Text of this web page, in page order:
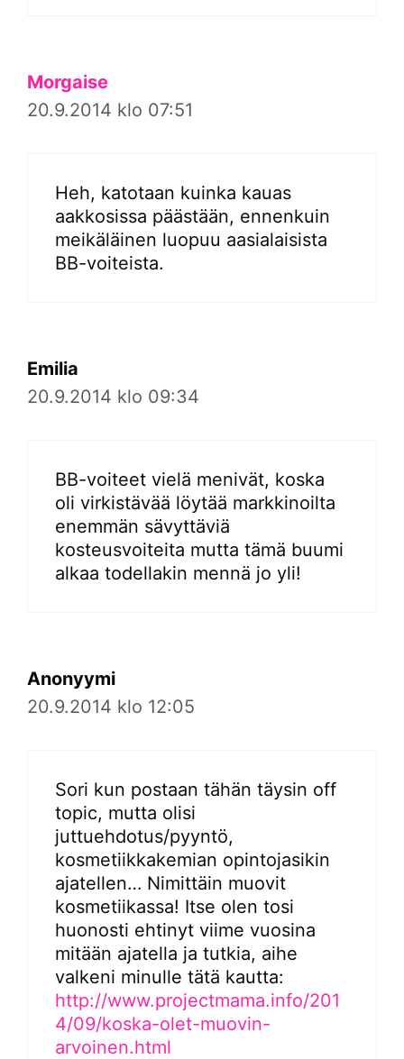
Morgaise
20.9.2014 klo 07:51
Heh, katotaan kuinka kauas
aakkosissa päästään, ennenkuin
meikäläinen luopuu aasialaisista
BB-voiteista.
Emilia
20.9.2014 klo 09:34
BB-voiteet vielä menivät, koska
oli virkistävää löytää markkinoilta
enemmän sävyttäviä
kosteusvoiteita mutta tämä buumi
alkaa todellakin mennä jo yli!
Anonyymi
20.9.2014 klo 12:05
Sori kun postaan tähän täysin off
topic, mutta olisi
juttuehdotus/pyyntö,
kosmetiikkakemian opintojasikin
ajatellen… Nimittäin muovit
kosmetiikassa! Itse olen tosi
huonosti ehtinyt viime vuosina
mitään ajatella ja tutkia, aihe
valkeni minulle tätä kautta:
http://www.projectmama.info/201
4/09/koska-olet-muovin-
arvoinen.html